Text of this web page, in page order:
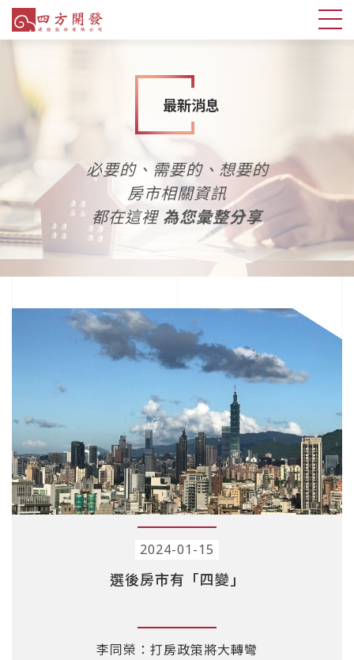
最新消息
必要的、需要的、想要的
房市相關資訊
都在這裡為您彙整分享
2024-01-15
選後房市有「四變」
李同榮：打房政策將大轉彎